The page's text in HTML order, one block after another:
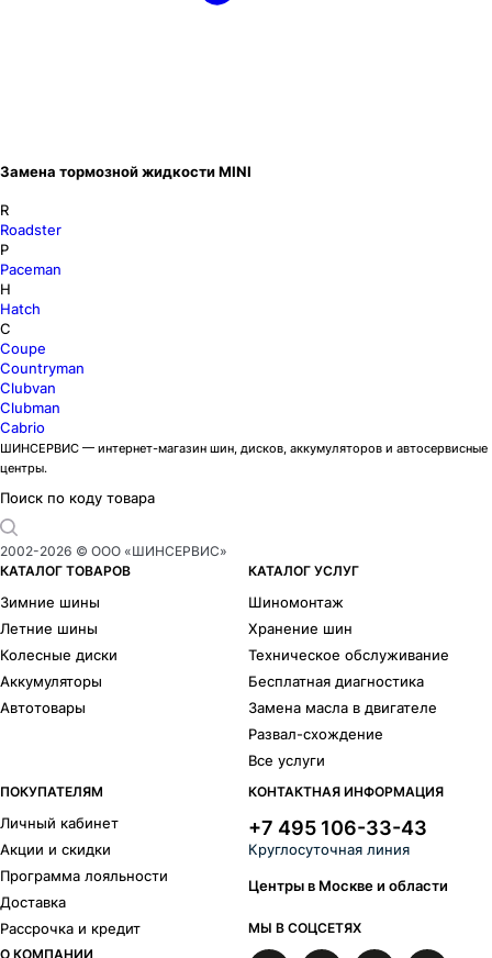
Замена тормозной жидкости MINI
R
Roadster
P
Paceman
H
Hatch
C
Coupe
Countryman
Clubvan
Clubman
Cabrio
ШИНСЕРВИС — интернет-магазин шин, дисков, аккумуляторов и автосервисные
центры.
Поиск по коду товара
2002-2026 © ООО «ШИНСЕРВИС»
КАТАЛОГ ТОВАРОВ
Зимние шины
Летние шины
Колесные диски
Аккумуляторы
Автотовары
КАТАЛОГ УСЛУГ
Шиномонтаж
Хранение шин
Техническое обслуживание
Бесплатная диагностика
Замена масла в двигателе
Развал-схождение
Все услуги
ПОКУПАТЕЛЯМ
Личный кабинет
Акции и скидки
Программа лояльности
Доставка
Рассрочка и кредит
О КОМПАНИИ
КОНТАКТНАЯ ИНФОРМАЦИЯ
+7 495 106-33-43
Круглосуточная линия
Центры в Москве и области
МЫ В СОЦСЕТЯХ